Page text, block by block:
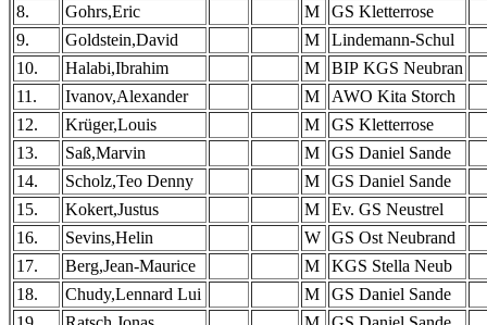
8.
Gohrs,Eric M
GS Kletterrose
9.
Goldstein,David M
Lindemann-Schul
10.
Halabi,Ibrahim M
BIP KGS Neubran
11.
Ivanov,Alexander M
AWO Kita Storch
12.
Krüger,Louis M
GS Kletterrose
13.
Saß,Marvin M
GS Daniel Sande
14.
Scholz,Teo Denny M
GS Daniel Sande
15.
Kokert,Justus M
Ev. GS Neustrel
16.
Sevins,Helin W GS Ost Neubrand
17.
Berg,Jean-Maurice M
KGS Stella Neub
18.
Chudy,Lennard Lui M
GS Daniel Sande